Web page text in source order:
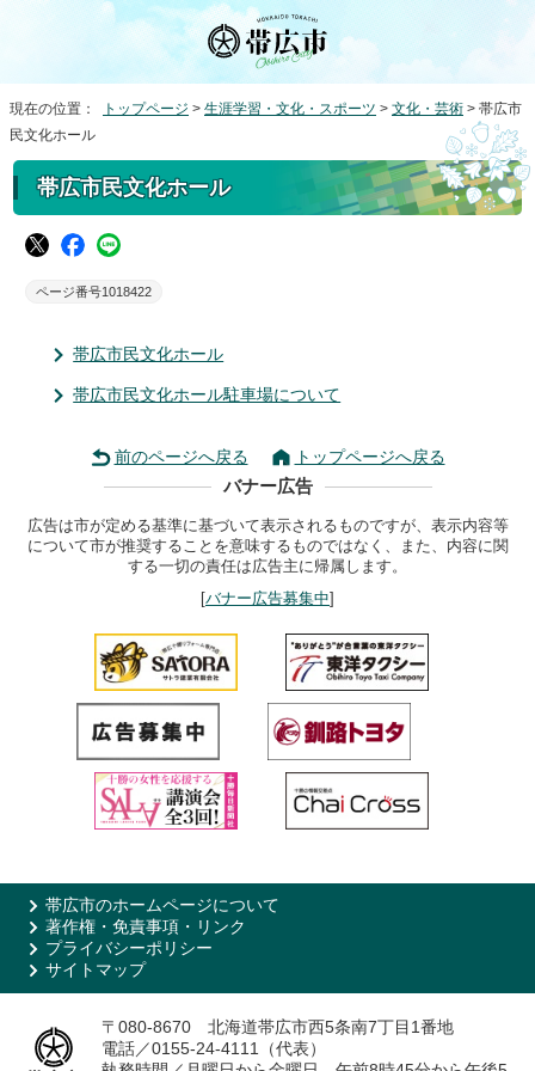
現在の位置： トップページ > 生涯学習・文化・スポーツ > 文化・芸術 > 帯広市
民文化ホール
帯広市民文化ホール
ページ番号1018422
帯広市民文化ホール
帯広市民文化ホール駐車場について
前のページへ戻る トップページへ戻る
バナー広告
広告は市が定める基準に基づいて表示されるものですが、表示内容等
について市が推奨することを意味するものではなく、また、内容に関
する一切の責任は広告主に帰属します。
[バナー広告募集中]
帯広市のホームページについて
著作権・免責事項・リンク
プライバシーポリシー
サイトマップ
〒080-8670 北海道帯広市西5条南7丁目1番地
電話／0155-24-4111（代表）